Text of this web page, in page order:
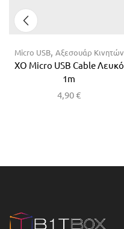
Micro USB, Αξεσουάρ Κινητών
XO Micro USB Cable Λευκό
1m
4,90€